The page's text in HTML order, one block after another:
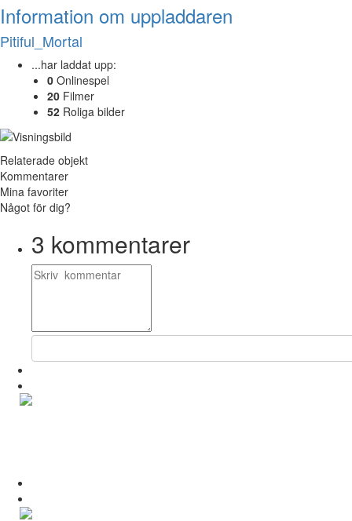
Information om uppladdaren
Pitiful_Mortal
...har laddat upp:
0 Onlinespel
20 Filmer
52 Roliga bilder
Relaterade objekt
Kommentarer
Mina favoriter
Något för dig?
3 kommentarer